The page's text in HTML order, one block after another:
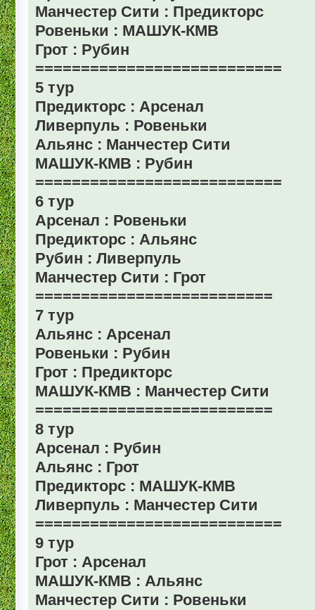
Манчестер Сити : Предикторс
Ровеньки : МАШУК-КМВ
Грот : Рубин
===========================
5 тур
Предикторс : Арсенал
Ливерпуль : Ровеньки
Альянс : Манчестер Сити
МАШУК-КМВ : Рубин
===========================
6 тур
Арсенал : Ровеньки
Предикторс : Альянс
Рубин : Ливерпуль
Манчестер Сити : Грот
==========================
7 тур
Альянс : Арсенал
Ровеньки : Рубин
Грот : Предикторс
МАШУК-КМВ : Манчестер Сити
==========================
8 тур
Арсенал : Рубин
Альянс : Грот
Предикторс : МАШУК-КМВ
Ливерпуль : Манчестер Сити
===========================
9 тур
Грот : Арсенал
МАШУК-КМВ : Альянс
Манчестер Сити : Ровеньки